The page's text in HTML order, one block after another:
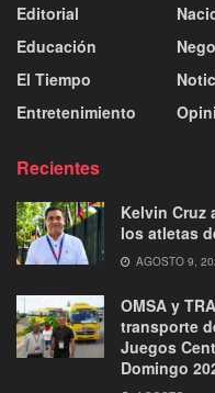
Editorial
Educación
El Tiempo
Entretenimiento
Recientes
Kelvin Cruz
los atletas
AGOSTO 9,
OMSA y
transporte
Juegos
Domingo